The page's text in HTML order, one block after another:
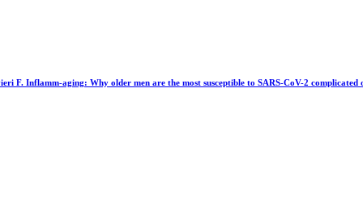
Inflamm-aging: Why older men are the most susceptible to SARS-CoV-2